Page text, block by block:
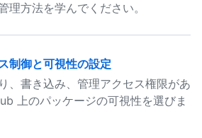
理方法を学んでください。
制御と可視性の設定
、書き込み、管理アクセス権限があ
上のパッケージの可視性を選びま